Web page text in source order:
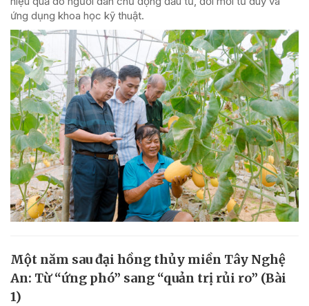
ứng dụng khoa học kỹ thuật.
Một năm sau đại hồng thủy miền Tây Nghệ
An: Từ “ứng phó” sang “quản trị rủi ro” (Bài
1)